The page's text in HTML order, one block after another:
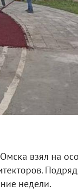
взял на
недели.